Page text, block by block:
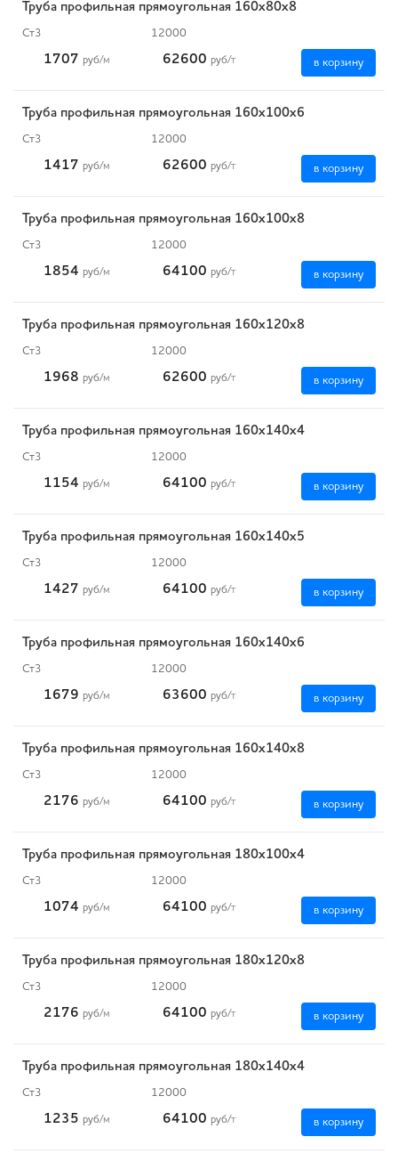
Труба профильная прямоугольная 160х80х8
Ст3 12000
1707 руб/м 62600 руб/т в корзину
Труба профильная прямоугольная 160х100х6
Ст3 12000
1417 руб/м 62600 руб/т в корзину
Труба профильная прямоугольная 160х100х8
Ст3 12000
1854 руб/м 64100 руб/т в корзину
Труба профильная прямоугольная 160х120х8
Ст3 12000
1968 руб/м 62600 руб/т в корзину
Труба профильная прямоугольная 160х140х4
Ст3 12000
1154 руб/м 64100 руб/т в корзину
Труба профильная прямоугольная 160х140х5
Ст3 12000
1427 руб/м 64100 руб/т в корзину
Труба профильная прямоугольная 160х140х6
Ст3 12000
1679 руб/м 63600 руб/т в корзину
Труба профильная прямоугольная 160х140х8
Ст3 12000
2176 руб/м 64100 руб/т в корзину
Труба профильная прямоугольная 180х100х4
Ст3 12000
1074 руб/м 64100 руб/т в корзину
Труба профильная прямоугольная 180х120х8
Ст3 12000
2176 руб/м 64100 руб/т в корзину
Труба профильная прямоугольная 180х140х4
Ст3 12000
1235 руб/м 64100 руб/т в корзину